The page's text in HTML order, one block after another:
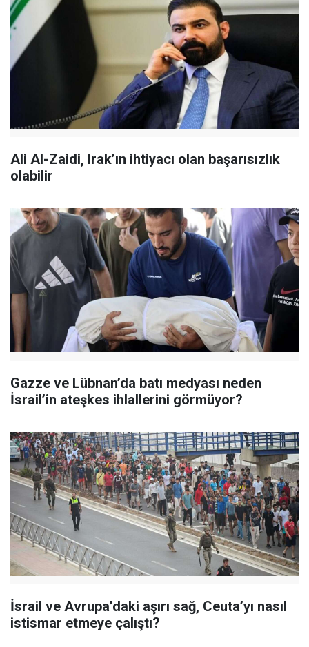
Ali Al-Zaidi, Irak’ın ihtiyacı olan başarısızlık
olabilir
Gazze ve Lübnan’da batı medyası neden
İsrail’in ateşkes ihlallerini görmüyor?
İsrail ve Avrupa’daki aşırı sağ, Ceuta’yı nasıl
istismar etmeye çalıştı?